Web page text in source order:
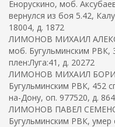
Енорускино, моб.
вернулся из боя 5.42,
18004, д. 1872
ЛИМОНОВ МИХАИЛ
моб. Бугульминским РВК,
плен:Луга:41, д. 20272
ЛИМОНОВ МИХАИЛ
Бугульминским РВК, 452
на-Дону, оп. 977520, д. 864
ЛИМОНОВ ПАВЕЛ
Бугульминским РВК, умер